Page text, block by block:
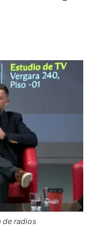
de radios